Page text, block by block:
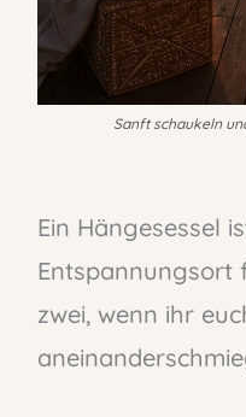
Sanft schaukeln
Ein Hängesessel
Entspannungsort
zwei, wenn ihr